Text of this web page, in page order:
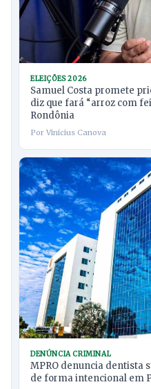
ELEIÇÕES 2026
Samuel Costa promete
diz que fará “arroz com
Rondônia
Por Vinicius Canova
DENÚNCIA CRIMINAL
MPRO denuncia dentista
de forma intencional em